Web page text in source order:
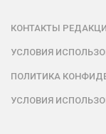
КОНТАКТЫ
УСЛОВИЯ
ПОЛИТИКА
УСЛОВИЯ